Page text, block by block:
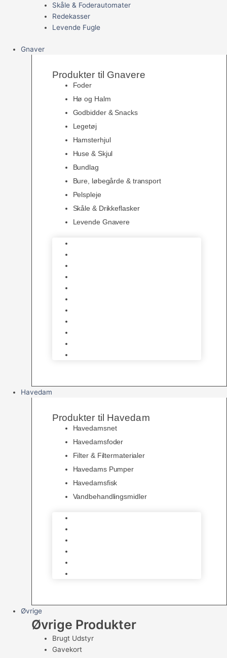
Skåle & Foderautomater
Redekasser
Levende Fugle
Gnaver
Produkter til Gnavere
Foder
Hø og Halm
Godbidder & Snacks
Legetøj
Hamsterhjul
Huse & Skjul
Bundlag
Bure, løbegårde & transport
Pelspleje
Skåle & Drikkeflasker
Levende Gnavere
Havedam
Produkter til Havedam
Havedamsnet
Havedamsfoder
Filter & Filtermaterialer
Havedams Pumper
Havedamsfisk
Vandbehandlingsmidler
Øvrige
Øvrige Produkter
Brugt Udstyr
Gavekort